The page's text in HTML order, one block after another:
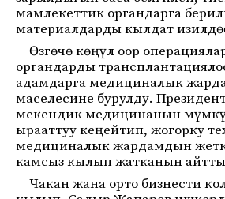
мамлекеттик органдарга
материалдарды кылдат
Өзгөчө көңүл оор
органдарды
адамдарга медициналык
маселесине бурулду.
мекендик медицинанын
ырааттуу кеңейтип, жогорку
медициналык жардамдын
камсыз кылып жатканын
Чакан жана орто бизнести